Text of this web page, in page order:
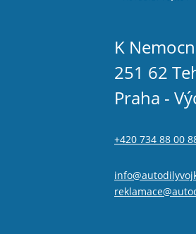
K
251 62
Praha -
+420 734 88 00